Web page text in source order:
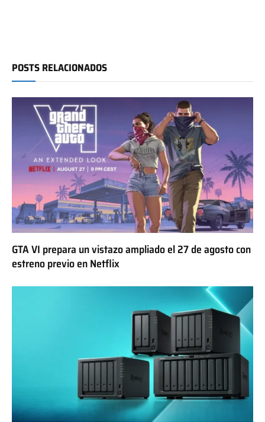
POSTS RELACIONADOS
GTA VI prepara un vistazo ampliado el 27 de agosto con
estreno previo en Netflix